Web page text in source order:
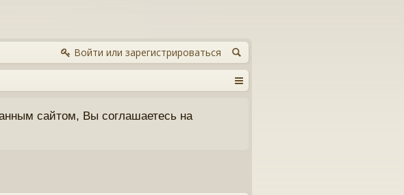
Войти или зарегистрироваться
сайтом, Вы соглашаетесь на